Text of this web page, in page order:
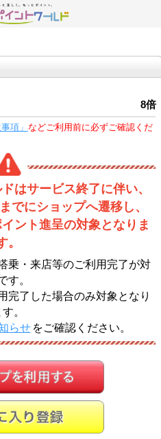
8倍
項」 などご利用前に必ずご確認くだ
はサービス終了に伴い、
でにショップへ遷移し、
ント進呈の対象となりま
。
乗・来店等のご利用完了が対
す。
完了した場合のみ対象となり
す。
らせ をご確認ください。